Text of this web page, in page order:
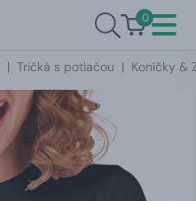
0
| Tričká s potlačou | Koníčky &